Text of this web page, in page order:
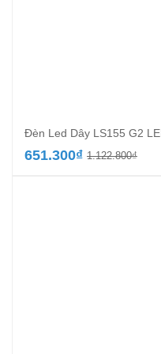
Đèn Led Dây LS155 G2
1.122.800₫Giá
651.300₫
Giá